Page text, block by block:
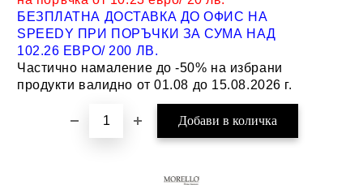
БЕЗПЛАТНА ДОСТАВКА ДО ОФИС НА
SPEEDY ПРИ ПОРЪЧКИ ЗА СУМА НАД
102.26 ЕВРО/ 200 ЛВ.
Частично намаление до -50% на избрани
продукти валидно от 01.08 до 15.08.2026 г.